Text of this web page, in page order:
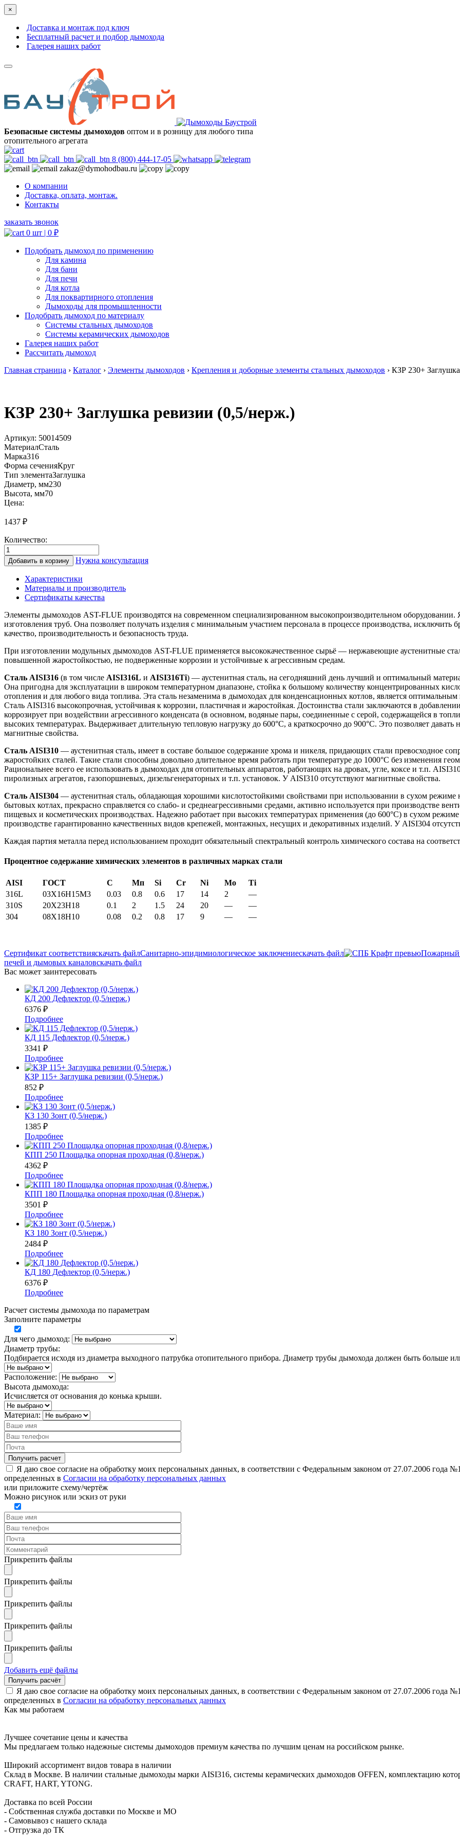
×
Доставка и монтаж под ключ
Бесплатный расчет и подбор дымохода
Галерея наших работ
Безопасные системы дымоходов оптом и в розницу для любого типа
отопительного агрегата
8 (800) 444-17-05
zakaz@dymohodbau.ru
О компании
Доставка, оплата, монтаж.
Контакты
заказать звонок
0 шт | 0 ₽
Подобрать дымоход по применению
Для камина
Для бани
Для печи
Для котла
Для поквартирного отопления
Дымоходы для промышленности
Подобрать дымоход по материалу
Системы стальных дымоходов
Системы керамических дымоходов
Галерея наших работ
Рассчитать дымоход
Главная страница › Каталог › Элементы дымоходов › Крепления и доборные элементы стальных дымоходов › КЗР 230+
КЗР 230+ Заглушка ревизии (0,5/нерж.)
Артикул: 50014509
МатериалСталь
Марка316
Форма сеченияКруг
Тип элементаЗаглушка
Диаметр, мм230
Высота, мм70
Цена:
1437 ₽
Количество:
Количество
товара
КЗР
230+
Заглушка
ревизии
нерж.)
Добавить в корзину Нужна консультация
Характеристики
Материалы и производитель
Сертификаты качества
Элементы дымоходов AST-FLUE производятся на современном специализированном высокопроизводительном оборудовании.
изготовления труб. Она позволяет получать изделия с минимальным участием персонала в процессе производства,
качество, производительность и безопасность труда.
При изготовлении модульных дымоходов AST-FLUE применяется высококачественное сырьё — нержавеющие аустенитные
повышенной жаростойкостью, не подверженные коррозии и устойчивые к агрессивным средам.
Сталь AISI316 (в том числе AISI316L и AISI316Ti) — аустенитная сталь, на сегодняшний день лучший и оптимальный
Она пригодна для эксплуатации в широком температурном диапазоне, стойка к большому количеству концентрированных
отопления и для любого вида топлива. Эта сталь незаменима в дымоходах для конденсационных котлов, является
Сталь AISI316 высокопрочная, устойчивая к коррозии, пластичная и жаростойкая. Достоинства стали заключаются в
коррозирует при воздействии агрессивного конденсата (в основном, водяные пары, соединенные с серой, содержащейся в
высоких температурах. Выдерживает длительную тепловую нагрузку до 600°С, а краткосрочно до 900°С. Это позволяет
магнитные свойства.
Сталь AISI310 — аустенитная сталь, имеет в составе большое содержание хрома и никеля, придающих стали превосходное
жаростойких сталей. Такие стали способны довольно длительное время работать при температуре до 1000°С без изменения
Рациональнее всего ее использовать в дымоходах для отопительных аппаратов, работающих на дровах, угле, коксе и т.п.
пиролизных агрегатов, газопоршневых, дизельгенераторных и т.п. установок. У AISI310 отсутствуют магнитные свойства.
Сталь AISI304 — аустенитная сталь, обладающая хорошими кислотостойкими свойствами при использовании в сухом режиме
бытовых котлах, прекрасно справляется со слабо- и среднеагрессивными средами, активно используется при производстве
пищевых и косметических производствах. Надежно работает при высоких температурах применения (до 600°С) в сухом
производстве гарантированно качественных видов крепежей, монтажных, несущих и декоративных изделий. У AISI304
Каждая партия металла перед использованием проходит обязательный спектральный контроль химического состава на
Процентное содержание химических элементов в различных марках стали
AISI ГОСТ С Мп Si Cr Ni Мо
Ti
316L
03X16H15M3 0.03 0.8 0.6 17 14 2
—
310S
20Х23Н18 0.1 2 1.5 24 20 —
—
304
08Х18Н10 0.08 0.2 0.8 17 9 — —
Сертификат соответствияскачать файлСанитарно-эпидимиологическое заключениескачать файл Пожарный
печей и дымовых каналовскачать файл
Вас может заинтересовать
КД 200 Дефлектор (0,5/нерж.)
6376 ₽
Подробнее
КД 115 Дефлектор (0,5/нерж.)
3341 ₽
Подробнее
КЗР 115+ Заглушка ревизии (0,5/нерж.)
852 ₽
Подробнее
КЗ 130 Зонт (0,5/нерж.)
1385 ₽
Подробнее
КПП 250 Площадка опорная проходная (0,8/нерж.)
4362 ₽
Подробнее
КПП 180 Площадка опорная проходная (0,8/нерж.)
3501 ₽
Подробнее
КЗ 180 Зонт (0,5/нерж.)
2484 ₽
Подробнее
КД 180 Дефлектор (0,5/нерж.)
6376 ₽
Подробнее
Расчет системы дымохода по параметрам
Заполните параметры
Для чего дымоход:
Диаметр трубы:
Подбирается исходя из диаметра выходного патрубка отопительного прибора. Диаметр трубы дымохода должен быть больше
Расположение:
Высота дымохода:
Исчисляется от основания до конька крыши.
Материал:
Я даю свое согласие на обработку моих персональных данных, в соответствии с Федеральным законом от 27.07.2006
определенных в Согласии на обработку персональных данных
или приложите схему/чертёж
Можно рисунок или эскиз от руки
Прикрепить файлы
Прикрепить файлы
Прикрепить файлы
Прикрепить файлы
Прикрепить файлы
Добавить ещё файлы
Я даю свое согласие на обработку моих персональных данных, в соответствии с Федеральным законом от 27.07.2006
определенных в Согласии на обработку персональных данных
Как мы работаем
Лучшее сочетание цены и качества
Мы предлагаем только надежные системы дымоходов премиум качества по лучшим ценам на российском рынке.
Широкий ассортимент видов товара в наличии
Склад в Москве. В наличии стальные дымоходы марки AISI316, системы керамических дымоходов OFFEN, комплектацию
CRAFT, HART, YTONG.
Доставка по всей России
- Собственная служба доставки по Москве и МО
- Самовывоз с нашего склада
- Отгрузка до ТК